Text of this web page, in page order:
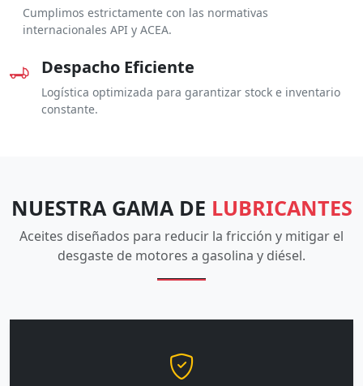
Cumplimos estrictamente con las normativas
internacionales API y ACEA.
Despacho Eficiente
Logística optimizada para garantizar stock e inventario
constante.
NUESTRA GAMA DE LUBRICANTES
Aceites diseñados para reducir la fricción y mitigar el
desgaste de motores a gasolina y diésel.